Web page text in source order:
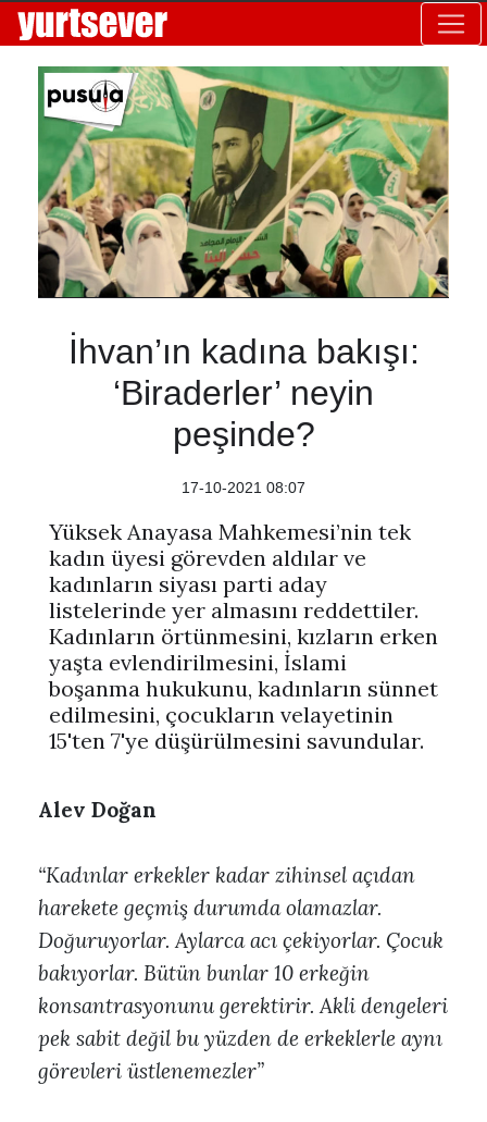
İhvan’ın kadına bakışı:
‘Biraderler’ neyin
peşinde?
17-10-2021 08:07
Yüksek Anayasa Mahkemesi’nin tek
kadın üyesi görevden aldılar ve
kadınların siyası parti aday
listelerinde yer almasını reddettiler.
Kadınların örtünmesini, kızların erken
yaşta evlendirilmesini, İslami
boşanma hukukunu, kadınların sünnet
edilmesini, çocukların velayetinin
15'ten 7'ye düşürülmesini savundular.
Alev Doğan
“Kadınlar erkekler kadar zihinsel açıdan
harekete geçmiş durumda olamazlar.
Doğuruyorlar. Aylarca acı çekiyorlar. Çocuk
bakıyorlar. Bütün bunlar 10 erkeğin
konsantrasyonunu gerektirir. Akli dengeleri
pek sabit değil bu yüzden de erkeklerle aynı
görevleri üstlenemezler”